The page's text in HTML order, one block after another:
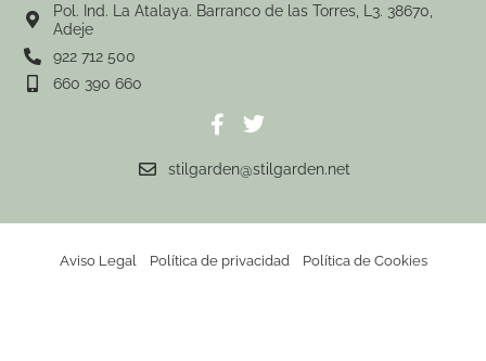
Pol. Ind. La Atalaya. Barranco de las Torres, L3. 38670,
Adeje
922 712 500
660 390 660
stilgarden@stilgarden.net
Aviso Legal Política de privacidad Política de Cookies